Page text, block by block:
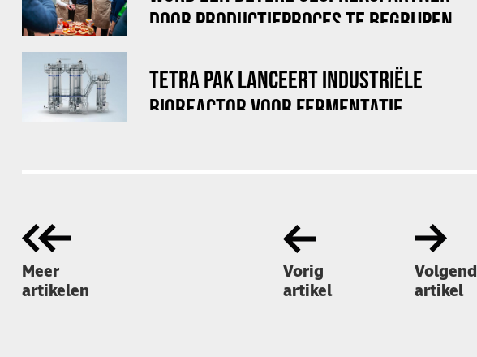
DOOR PRODUCTIEPROCES TE BEGRIJPEN
TETRA PAK LANCEERT INDUSTRIËLE
BIOREACTOR VOOR FERMENTATIE
Meer
artikelen
Vorig
artikel
Volgend
artikel